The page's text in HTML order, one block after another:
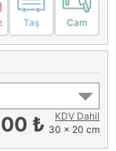
Taş Cam
₺
KDV Dahil
30 x 20 cm